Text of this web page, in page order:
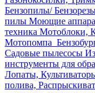
Бензопилы/
пилы Моющие
техника Мотоблоки,
Мотопомпа
Садовые пылесосы
инструменты для
Лопаты,
полива,